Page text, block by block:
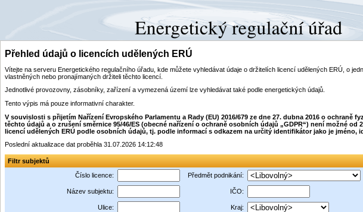
Přehled údajů o licencích udělených ERÚ
Vítejte na serveru Energetického regulačního úřadu, kde můžete vyhledávat údaje o držitelích licencí udělených ERÚ, o
vlastněných nebo pronajímaných držiteli těchto licencí.
Jednotlivé provozovny, zásobníky, zařízení a vymezená území lze vyhledávat také podle energetických údajů.
Tento výpis má pouze informativní charakter.
V souvislosti s přijetím Nařízení Evropského Parlamentu a Rady (EU) 2016/679 ze dne 27. dubna 2016 o
těchto údajů a o zrušení směrnice 95/46/ES (obecné nařízení o ochraně osobních údajů „GDPR“) není možné
licencí udělených ERÚ podle osobních údajů, tj. podle informací s odkazem na určitý identifikátor jako je jméno,
Poslední aktualizace dat proběhla 31.07.2026 14:12:48
Filtr subjektů
Číslo licence:
Předmět podnikání:
Název subjektu: IČO:
Ulice: Kraj: